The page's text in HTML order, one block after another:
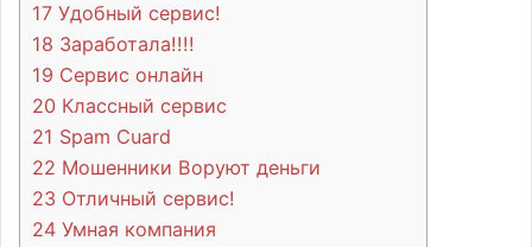
17 Удобный сервис!
18 Заработала!!!!
19 Сервис онлайн
20 Классный сервис
21 Spam Cuard
22 Мошенники Воруют деньги
23 Отличный сервис!
24 Умная компания